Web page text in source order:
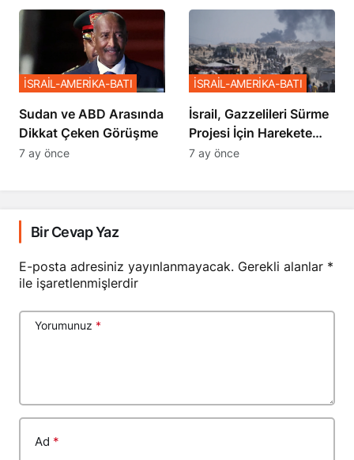
Sözler
Sudan ve ABD Arasında
Dikkat Çeken Görüşme
İSRAİL-AMERİKA-BATI
7 ay önce
İsrail, Gazzelileri Sürme
Projesi İçin Harekete
Geçti
İSRAİL-AMERİKA-BATI
7 ay önce
Bir Cevap Yaz
E-posta adresiniz yayınlanmayacak. Gerekli alanlar *
ile işaretlenmişlerdir
Yorumunuz *
Ad *